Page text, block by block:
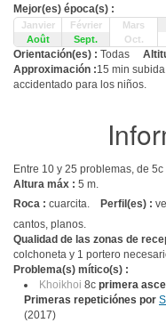
Mejor(es) época(s) :
Janvier Février Mars
Août
Sept. Oct.
Orientación(es) : Todas
Approximación :15 min
accidentado para los niños.
Entre 10 y 25 problemas, de
Altura máx : 5 m.
Roca : cuarcita. Perfil(es) :
cantos, planos.
Qualidad de las zonas de
colchoneta y 1 portero
Problema(s) mítico(s) :
Khoikhoi 8c primera
Primeras repeticiónes por
(2017)